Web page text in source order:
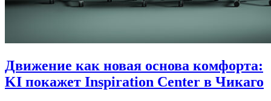
Движение как новая основа комфорта:
KI покажет Inspiration Center в Чикаго